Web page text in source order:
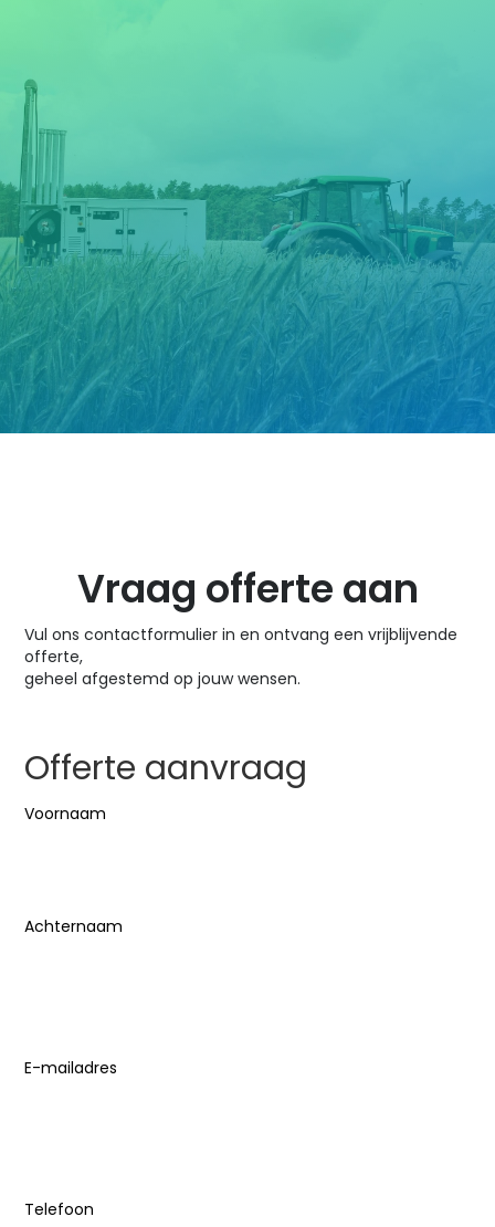
Vraag offerte aan
Vul ons contactformulier in en ontvang een vrijblijvende
offerte,
geheel afgestemd op jouw wensen.
Offerte aanvraag
Naam(Vereist)
Voornaam
Achternaam
E-mailadres
Telefoon